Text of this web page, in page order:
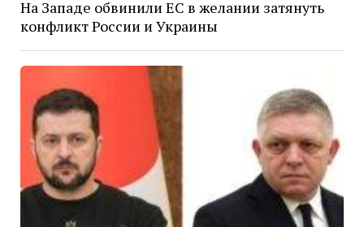
На Западе обвинили ЕС в желании затянуть
конфликт России и Украины